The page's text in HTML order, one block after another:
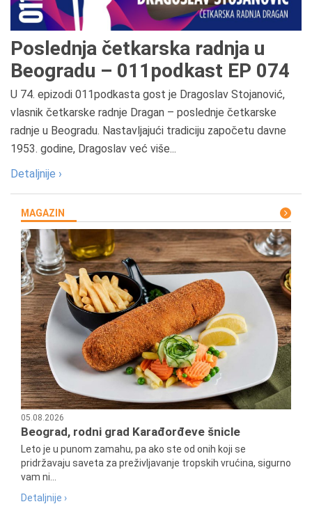
Poslednja četkarska radnja u
Beogradu – 011podkast EP 074
U 74. epizodi 011podkasta gost je Dragoslav Stojanović,
vlasnik četkarske radnje Dragan – poslednje četkarske
radnje u Beogradu. Nastavljajući tradiciju započetu davne
1953. godine, Dragoslav već više...
Detaljnije ›
MAGAZIN
05.08.2026
Beograd, rodni grad Karađorđeve šnicle
Leto je u punom zamahu, pa ako ste od onih koji se
pridržavaju saveta za preživljavanje tropskih vrućina, sigurno
vam ni...
Detaljnije ›